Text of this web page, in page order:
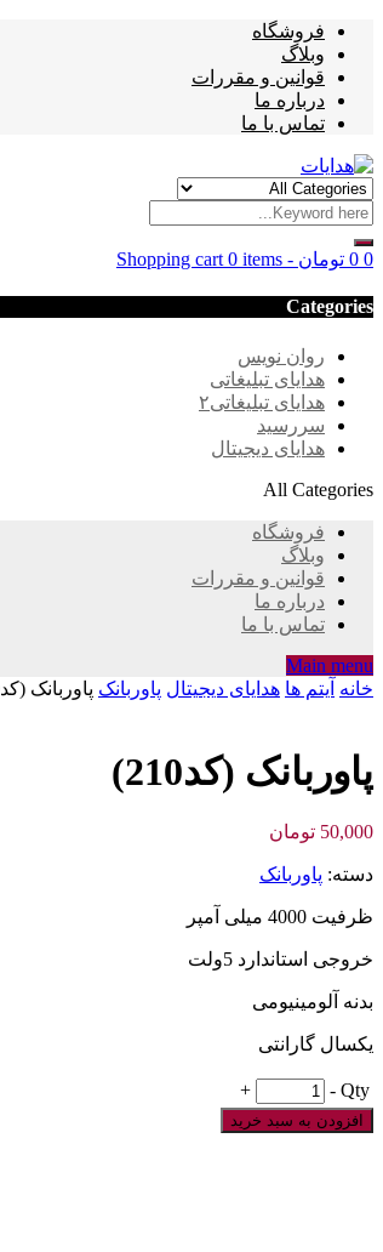
فروشگاه
وبلاگ
قوانین و مقررات
درباره ما
تماس با ما
Shopping cart 0 items - 0 تومان 0
Categories
روان نویس
هدایای تبلیغاتی
هدایای تبلیغاتی۲
سررسید
هدایای دیجیتال
All Categories
فروشگاه
وبلاگ
قوانین و مقررات
درباره ما
تماس با ما
Main menu
خانه آیتم ها هدایای دیجیتال پاوربانک پاوربانک (کد210)
پاوربانک (کد210)
50,000 تومان
دسته: پاوربانک
ظرفیت 4000 میلی آمپر
خروجی استاندارد 5ولت
بدنه آلومینیومی
یکسال گارانتی
Qty
-
+
افزودن به سبد خرید